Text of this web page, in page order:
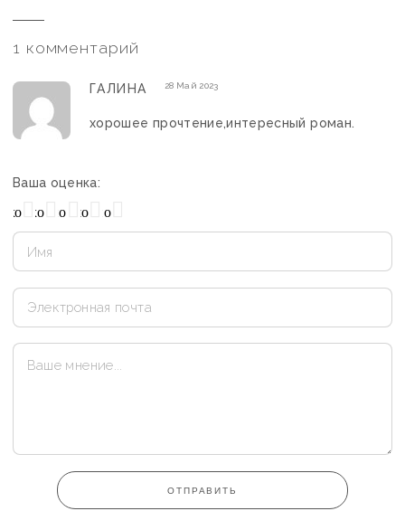
1 комментарий
ГАЛИНА 28 Май 2023
хорошее прочтение,интересный роман.
Ваша оценка:
Отлично
Хорошо
Плохо
ОТПРАВИТЬ